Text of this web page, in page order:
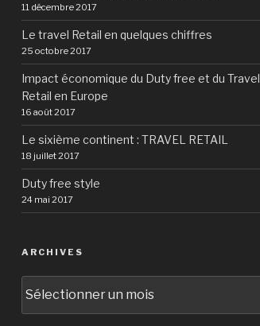
11 décembre 2017
Le travel Retail en quelques chiffres
25 octobre 2017
Impact économique du Duty free et du Travel
Retail en Europe
16 août 2017
Le sixième continent : TRAVEL RETAIL
18 juillet 2017
Duty free style
24 mai 2017
ARCHIVES